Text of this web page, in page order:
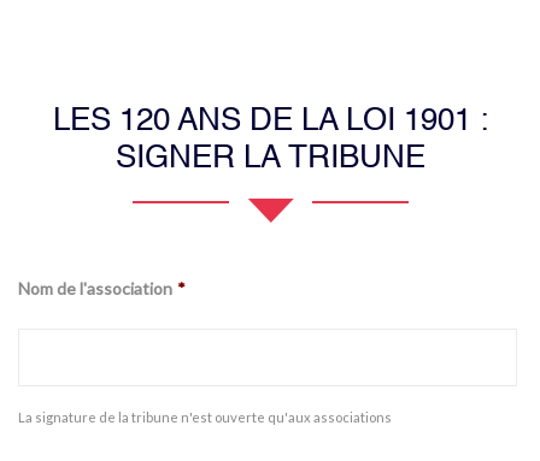
LES 120 ANS DE LA LOI 1901 :
SIGNER LA TRIBUNE
Nom de l'association *
La signature de la tribune n'est ouverte qu'aux associations